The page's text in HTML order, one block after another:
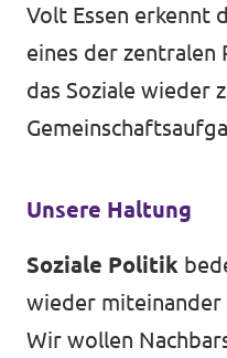
Transparenz
Impressum
Volt Essen erkennt
eines der zentralen
das Soziale wieder
Unsere Haltung
Soziale Politik
wieder miteinander
Wir wollen